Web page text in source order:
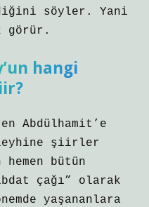
söyler. Yani
görür.
hangi
Abdülhamit’e
şiirler
hemen bütün
çağı” olarak
yaşananlara